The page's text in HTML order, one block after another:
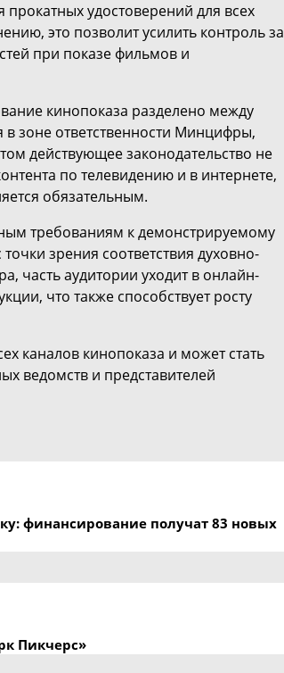
удостоверений для всех
это позволит усилить контроль за
при показе фильмов и
кинопоказа разделено между
зоне ответственности Минцифры,
действующее законодательство не
по телевидению и в интернете,
обязательным.
требованиям к демонстрируемому
зрения соответствия духовно-
часть аудитории уходит в онлайн-
что также способствует росту
каналов кинопоказа и может стать
ведомств и представителей
финансирование получат 83 новых
Пикчерс»